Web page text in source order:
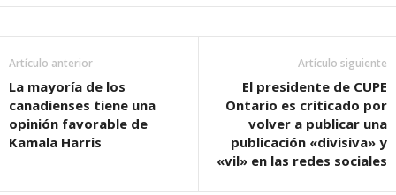
Artículo anterior
La mayoría de los
canadienses tiene una
opinión favorable de
Kamala Harris
Artículo siguiente
El presidente de CUPE
Ontario es criticado por
volver a publicar una
publicación «divisiva» y
«vil» en las redes sociales